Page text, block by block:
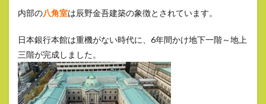
内部の八角室は辰野金吾建築の象徴とされています。
日本銀行本館は重機がない時代に、6年間かけ地下一階～地上
三階が完成しました。